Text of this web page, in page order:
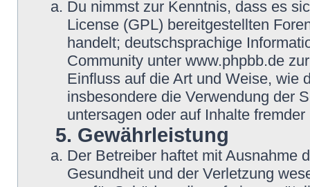
Du nimmst zur Kenntnis, dass es
License (GPL) bereitgestellten
handelt; deutschsprachige
Community unter www.phpbb.de
Einfluss auf die Art und Weise, wie
insbesondere die Verwendung der
untersagen oder auf Inhalte
5. Gewährleistung
Der Betreiber haftet mit Ausnahme
Gesundheit und der Verletzung